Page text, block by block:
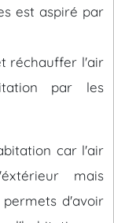
est aspiré par
réchauffer l'air
par les
car l'air
mais
d'avoir